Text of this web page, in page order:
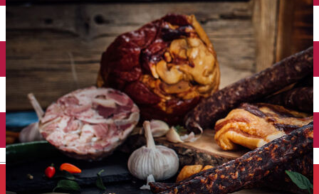
English
Închirieri auto
Închirieri de biciclete